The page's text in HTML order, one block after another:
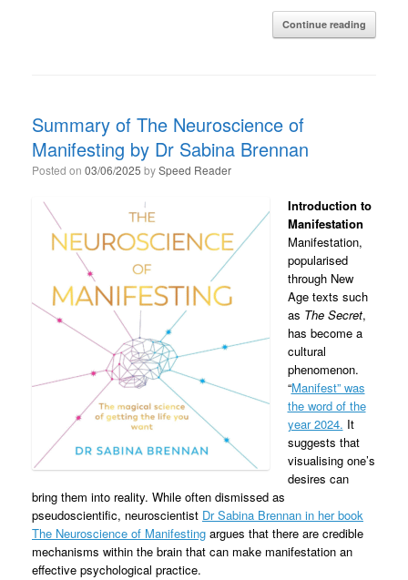
Continue reading
Summary of The Neuroscience of
Manifesting by Dr Sabina Brennan
Posted on 03/06/2025 bySpeed Reader
Introduction to
Manifestation
Manifestation,
popularised
through New
Age texts such
as The Secret,
has become a
cultural
phenomenon.
“Manifest” was
the word of the
year 2024. It
suggests that
visualising one’s
desires can
bring them into reality. While often dismissed as
pseudoscientific, neuroscientist Dr Sabina Brennan in her book
The Neuroscience of Manifesting argues that there are credible
mechanisms within the brain that can make manifestation an
effective psychological practice.